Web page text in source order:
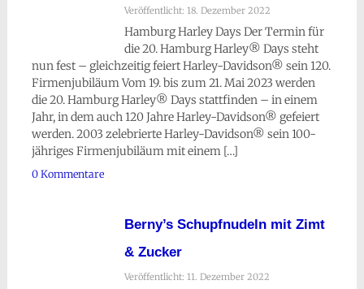
Veröffentlicht: 18. Dezember 2022
Hamburg Harley Days Der Termin für
die 20. Hamburg Harley® Days steht
nun fest – gleichzeitig feiert Harley-Davidson® sein 120.
Firmenjubiläum Vom 19. bis zum 21. Mai 2023 werden
die 20. Hamburg Harley® Days stattfinden – in einem
Jahr, in dem auch 120 Jahre Harley-Davidson® gefeiert
werden. 2003 zelebrierte Harley-Davidson® sein 100-
jähriges Firmenjubiläum mit einem […]
0 Kommentare
Berny’s Schupfnudeln mit Zimt
& Zucker
Veröffentlicht: 11. Dezember 2022